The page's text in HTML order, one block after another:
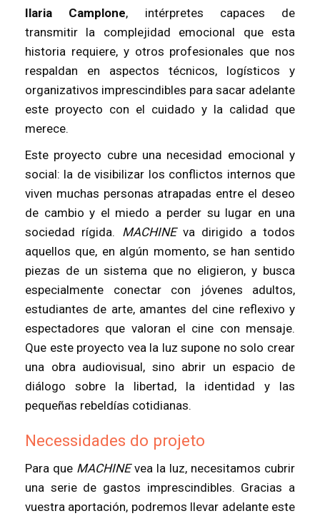
Ilaria Camplone, intérpretes capaces de
transmitir la complejidad emocional que esta
historia requiere, y otros profesionales que nos
respaldan en aspectos técnicos, logísticos y
organizativos imprescindibles para sacar adelante
este proyecto con el cuidado y la calidad que
merece.
Este proyecto cubre una necesidad emocional y
social: la de visibilizar los conflictos internos que
viven muchas personas atrapadas entre el deseo
de cambio y el miedo a perder su lugar en una
sociedad rígida. MACHINEva dirigido a todos
aquellos que, en algún momento, se han sentido
piezas de un sistema que no eligieron, y busca
especialmente conectar con jóvenes adultos,
estudiantes de arte, amantes del cine reflexivo y
espectadores que valoran el cine con mensaje.
Que este proyecto vea la luz supone no solo crear
una obra audiovisual, sino abrir un espacio de
diálogo sobre la libertad, la identidad y las
pequeñas rebeldías cotidianas.
Necessidades do projeto
Para que MACHINEvea la luz, necesitamos cubrir
una serie de gastos imprescindibles. Gracias a
vuestra aportación, podremos llevar adelante este